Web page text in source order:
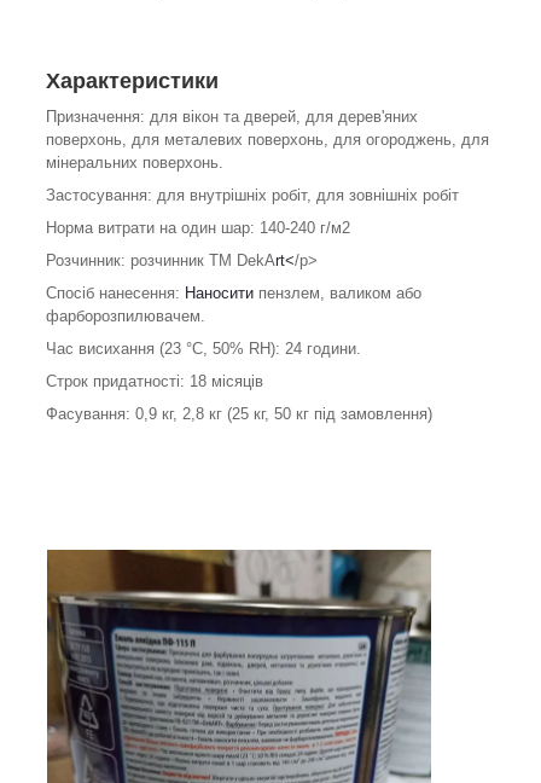
Характеристики
Призначення: для вікон та дверей, для дерев'яних
поверхонь, для металевих поверхонь, для огороджень, для
мінеральних поверхонь.
Застосування: для внутрішніх робіт, для зовнішніх робіт
Норма витрати на один шар: 140-240 г/м2
Розчинник: розчинник ТМ DekArt</p>
Спосіб нанесення: Наносити пензлем, валиком або
фарборозпилювачем.
Час висихання (23 °С, 50% RH): 24 години.
Строк придатності: 18 місяців
Фасування: 0,9 кг, 2,8 кг (25 кг, 50 кг під замовлення)